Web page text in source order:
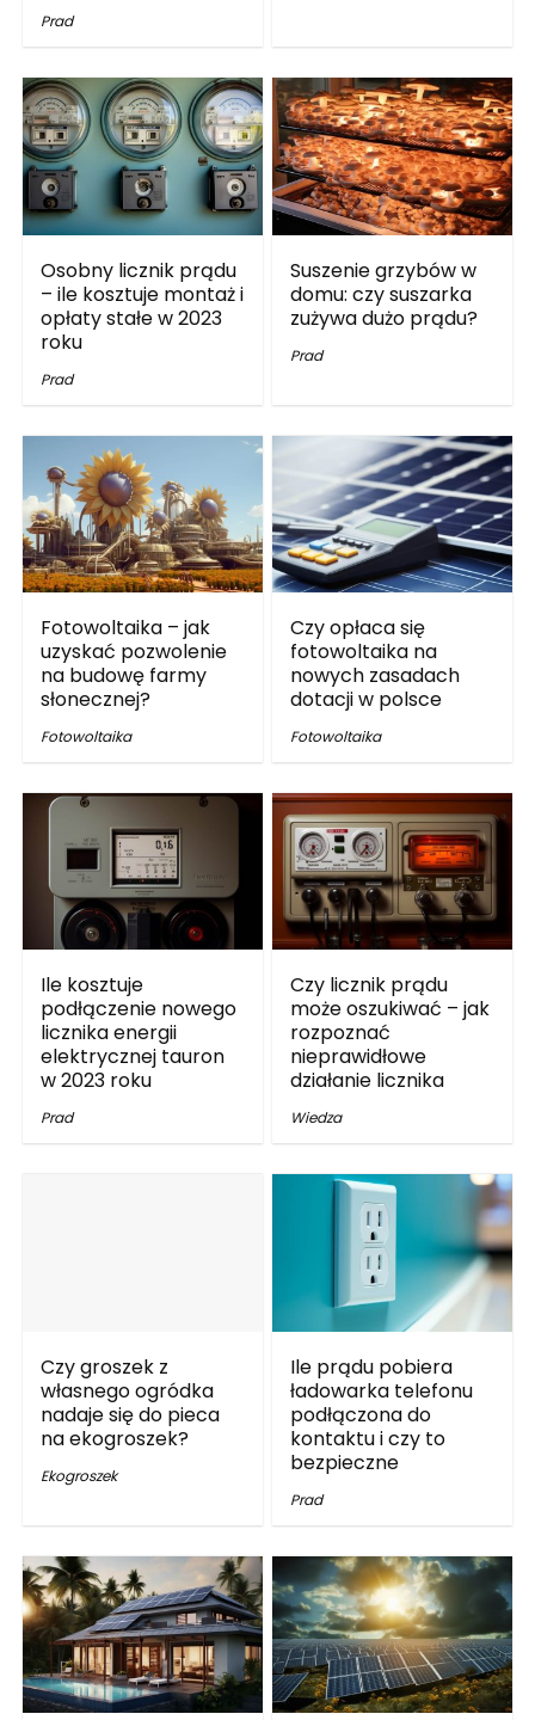
Prad
Osobny licznik prądu
– ile kosztuje montaż i
opłaty stałe w 2023
roku
Prad
Suszenie grzybów w
domu: czy suszarka
zużywa dużo prądu?
Prad
Fotowoltaika – jak
uzyskać pozwolenie
na budowę farmy
słonecznej?
Fotowoltaika
Czy opłaca się
fotowoltaika na
nowych zasadach
dotacji w polsce
Fotowoltaika
Ile kosztuje
podłączenie nowego
licznika energii
elektrycznej tauron
w 2023 roku
Prad
Czy licznik prądu
może oszukiwać – jak
rozpoznać
nieprawidłowe
działanie licznika
Wiedza
Czy groszek z
własnego ogródka
nadaje się do pieca
na ekogroszek?
Ekogroszek
Ile prądu pobiera
ładowarka telefonu
podłączona do
kontaktu i czy to
bezpieczne
Prad